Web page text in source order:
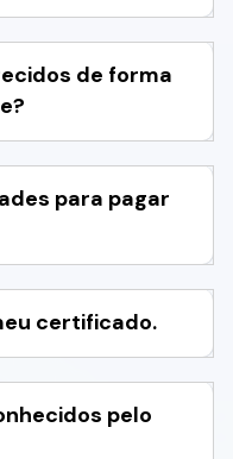
de forma
para pagar
certificado.
pelo